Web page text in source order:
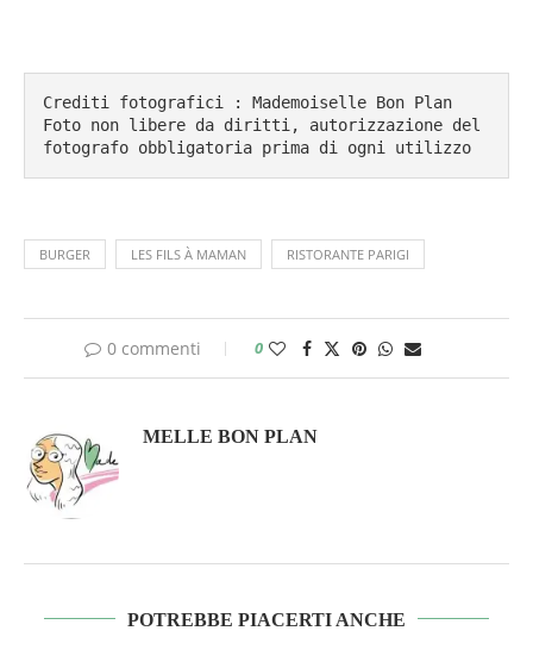
Crediti fotografici : Mademoiselle Bon Plan
Foto non libere da diritti, autorizzazione del
fotografo obbligatoria prima di ogni utilizzo
BURGER LES FILS À MAMAN RISTORANTE PARIGI
0 commenti 0
MELLE BON PLAN
POTREBBE PIACERTI ANCHE